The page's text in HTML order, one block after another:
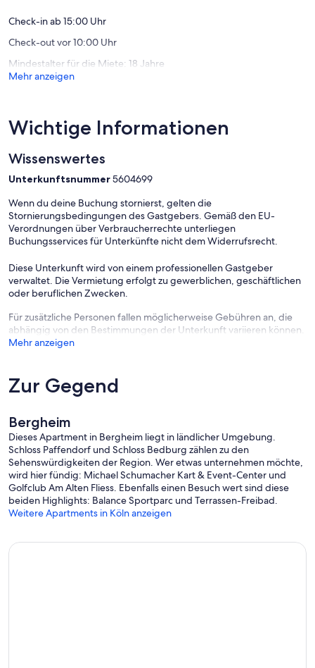
perfekte Wahl für Angestellte und Monteure, die eine gut
suchen. Mit ihrer ruhigen Lage, der Nähe zur Autobahn A61 und der
flexiblen Schlafmöglichkeiten bietet diese Wohnung alles, was Sie
für einen angenehmen und stressfreien Aufenthalt benötigen.
Check-in ab 15:00 Uhr
Check-out vor 10:00 Uhr
Mindestalter für die Miete: 18 Jahre
Mehr anzeigen
Wichtige Informationen
Wissenswertes
Unterkunftsnummer5604699
Wenn du deine Buchung stornierst, gelten die
Stornierungsbedingungen des Gastgebers. Gemäß den EU-
Verordnungen über Verbraucherrechte unterliegen
Buchungsservices für Unterkünfte nicht dem Widerrufsrecht.
Diese Unterkunft wird von einem professionellen Gastgeber
verwaltet. Die Vermietung erfolgt zu gewerblichen, geschäftlichen
oder beruflichen Zwecken.
Für zusätzliche Personen fallen möglicherweise Gebühren an, die
abhängig von den Bestimmungen der Unterkunft variieren können.
Mehr anzeigen
Zur Gegend
Bergheim
Dieses Apartment in Bergheim liegt in ländlicher Umgebung.
Schloss Paffendorf und Schloss Bedburg zählen zu den
Sehenswürdigkeiten der Region. Wer etwas unternehmen möchte,
wird hier fündig: Michael Schumacher Kart & Event-Center und
Golfclub Am Alten Fliess. Ebenfalls einen Besuch wert sind diese
beiden Highlights: Balance Sportparc und Terrassen-Freibad.
Weitere Apartments in Köln anzeigen